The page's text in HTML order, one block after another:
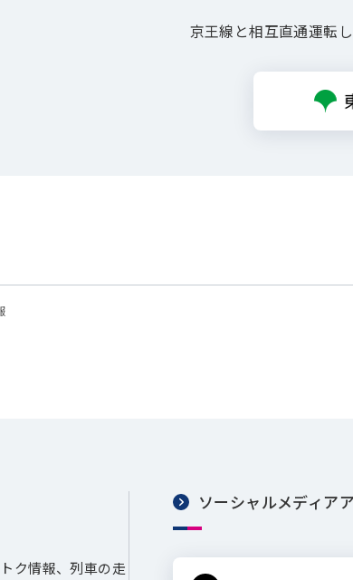
京王線と相互直通運転
ク情報、列車の走
ソーシャルメディア